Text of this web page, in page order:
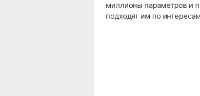
миллионы параметров и
подходят им по